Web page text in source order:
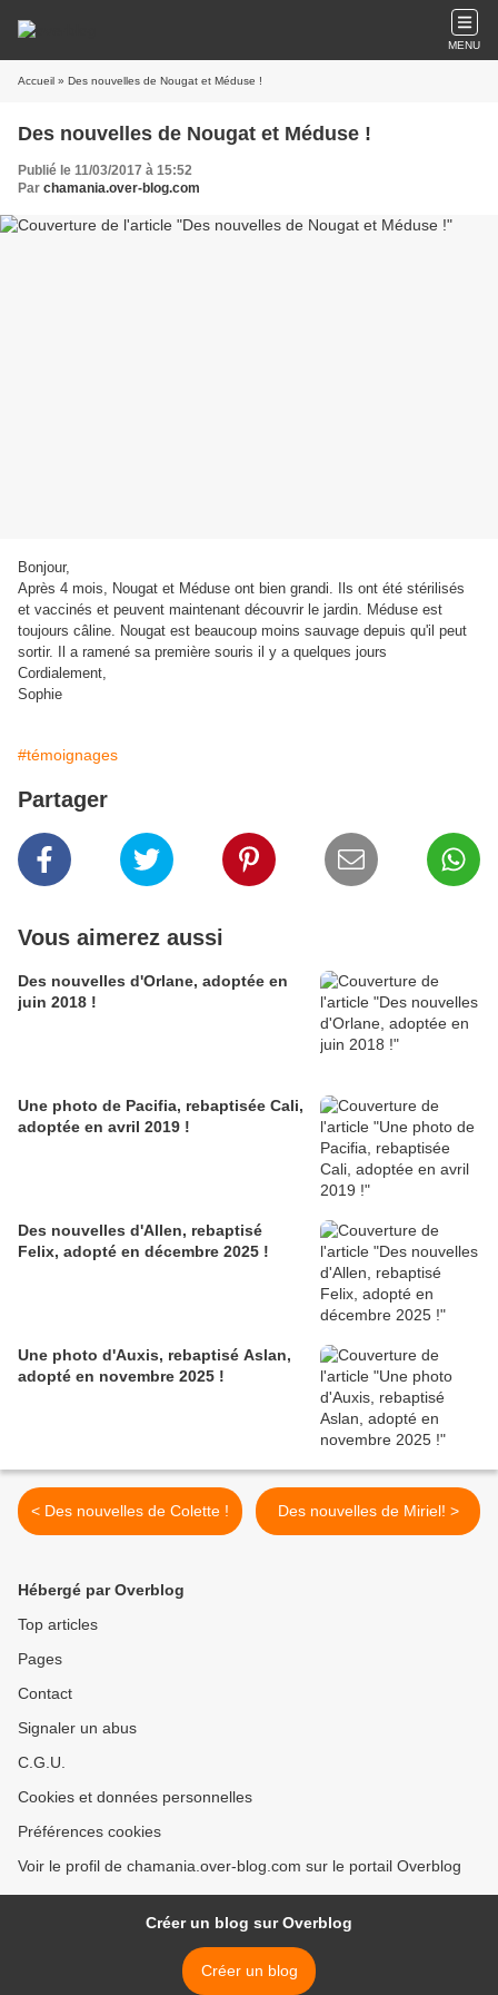
MENU
Accueil » Des nouvelles de Nougat et Méduse !
Des nouvelles de Nougat et Méduse !
Publié le 11/03/2017 à 15:52
Par chamania.over-blog.com
Bonjour,
Après 4 mois, Nougat et Méduse ont bien grandi. Ils ont été stérilisés
et vaccinés et peuvent maintenant découvrir le jardin. Méduse est
toujours câline. Nougat est beaucoup moins sauvage depuis qu'il peut
sortir. Il a ramené sa première souris il y a quelques jours
Cordialement,
Sophie
#témoignages
Partager
Vous aimerez aussi
Des nouvelles d'Orlane, adoptée en
juin 2018 !
Une photo de Pacifia, rebaptisée Cali,
adoptée en avril 2019 !
Des nouvelles d'Allen, rebaptisé
Felix, adopté en décembre 2025 !
Une photo d'Auxis, rebaptisé Aslan,
adopté en novembre 2025 !
< Des nouvelles de Colette ! Des nouvelles de Miriel! >
Hébergé par Overblog
Top articles
Pages
Contact
Signaler un abus
C.G.U.
Cookies et données personnelles
Préférences cookies
Voir le profil de chamania.over-blog.com sur le portail Overblog
Créer un blog sur Overblog
Créer un blog